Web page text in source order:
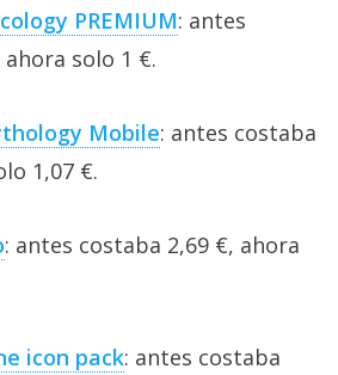
PREMIUM: antes
solo 1 €.
Mobile: antes costaba
1,07 €.
: antes costaba 2,69 €, ahora
icon pack: antes costaba